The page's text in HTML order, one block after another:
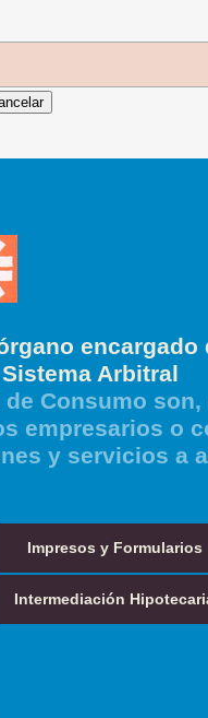
encargado
Arbitral
Consumo son,
empresarios o
y servicios a
Impresos y Formularios
Intermediación